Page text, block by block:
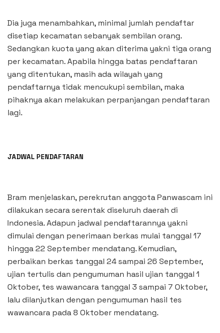
Dia juga menambahkan, minimal jumlah pendaftar
disetiap kecamatan sebanyak sembilan orang.
Sedangkan kuota yang akan diterima yakni tiga orang
per kecamatan. Apabila hingga batas pendaftaran
yang ditentukan, masih ada wilayah yang
pendaftarnya tidak mencukupi sembilan, maka
pihaknya akan melakukan perpanjangan pendaftaran
lagi.
JADWAL PENDAFTARAN
Bram menjelaskan, perekrutan anggota Panwascam ini
dilakukan secara serentak diseluruh daerah di
Indonesia. Adapun jadwal pendaftarannya yakni
dimulai dengan penerimaan berkas mulai tanggal 17
hingga 22 September mendatang. Kemudian,
perbaikan berkas tanggal 24 sampai 26 September,
ujian tertulis dan pengumuman hasil ujian tanggal 1
Oktober, tes wawancara tanggal 3 sampai 7 Oktober,
lalu dilanjutkan dengan pengumuman hasil tes
wawancara pada 8 Oktober mendatang.